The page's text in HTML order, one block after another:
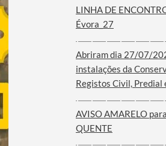
Comunidades do
Açores
LINHA DE
Évora_27
Abriram dia 27/07/
instalações da
Registos Civil, Predial
AVISO AMARELO
QUENTE